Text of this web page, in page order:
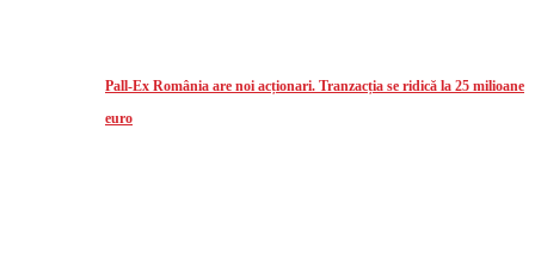
Pall-Ex România are noi acționari. Tranzacția se ridică la 25 milioane
euro